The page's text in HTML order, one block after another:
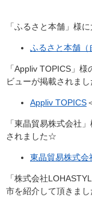
「ふるさと本舗」様
ふるさと本舗（
「Appliv TOPICS」
ビューが掲載されまし
​Appliv TOPICS
「東晶貿易株式会社
されました☆
東晶貿易株式会
「株式会社
市を紹介して頂きまし